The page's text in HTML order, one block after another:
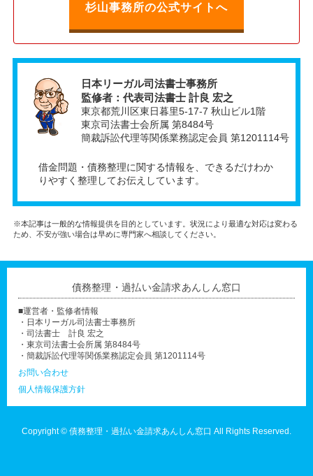
杉山事務所の公式サイトへ
日本リーガル司法書士事務所
監修者：代表司法書士 計良 宏之
東京都荒川区東日暮里5-17-7 秋山ビル1階
東京司法書士会所属 第8484号
簡裁訴訟代理等関係業務認定会員 第1201114号
借金問題・債務整理に関する情報を、できるだけわか
りやすく整理してお伝えしています。
※本記事は一般的な情報提供を目的としています。状況により最適な対応は変わる
ため、不安が強い場合は早めに専門家へ相談してください。
債務整理・過払い金請求あんしん窓口
■運営者・監修者情報
・日本リーガル司法書士事務所
・司法書士 計良 宏之
・東京司法書士会所属 第8484号
・簡裁訴訟代理等関係業務認定会員 第1201114号
お問い合わせ
個人情報保護方針
Copyright © 債務整理・過払い金請求あんしん窓口 All Rights Reserved.